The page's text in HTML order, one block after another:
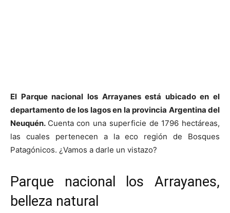
El Parque nacional los Arrayanes está ubicado en el
departamento de los lagos en la provincia Argentina del
Neuquén. Cuenta con una superficie de 1796 hectáreas,
las cuales pertenecen a la eco región de Bosques
Patagónicos. ¿Vamos a darle un vistazo?
Parque nacional los Arrayanes,
belleza natural